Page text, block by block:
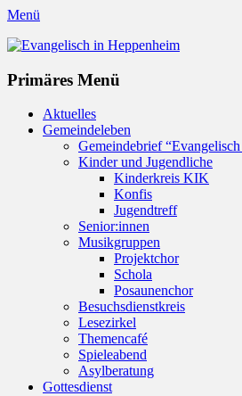
Menü
Evangelisch in Heppenheim
Primäres Menü
Zum
Inhalt
Aktuelles
Gemeindeleben
Gemeindebrief
Kinder und Jugendliche
Kinderkreis KIK
Konfis
Jugendtreff
Senior:innen
Musikgruppen
Projektchor
Schola
Posaunenchor
Besuchsdienstkreis
Lesezirkel
Themencafé
Spieleabend
Asylberatung
Gottesdienst